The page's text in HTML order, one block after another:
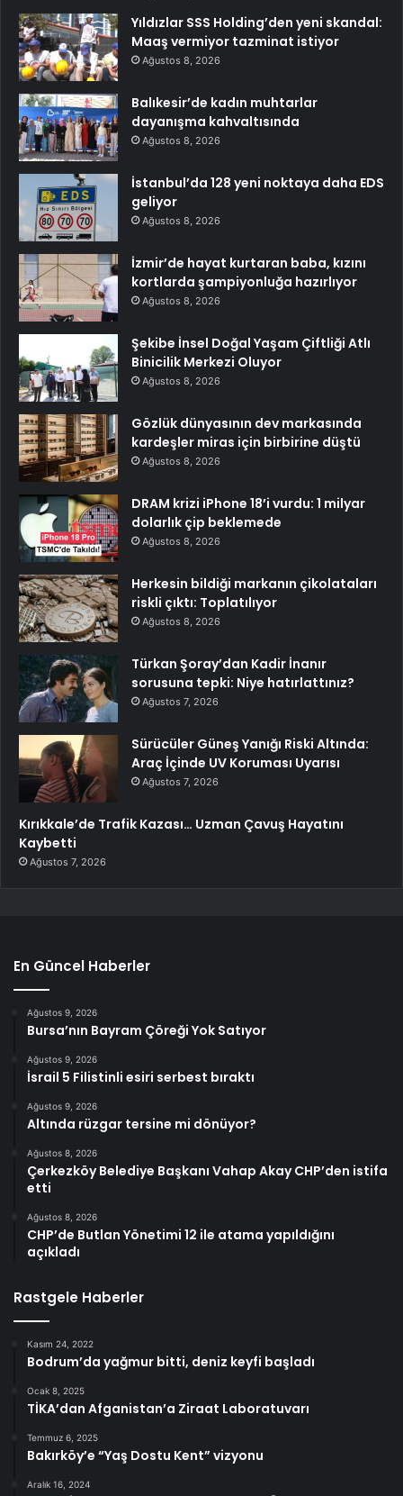
Yıldızlar SSS Holding’den yeni skandal:
Maaş vermiyor tazminat istiyor
Ağustos 8, 2026
Balıkesir’de kadın muhtarlar
dayanışma kahvaltısında
Ağustos 8, 2026
İstanbul’da 128 yeni noktaya daha EDS
geliyor
Ağustos 8, 2026
İzmir’de hayat kurtaran baba, kızını
kortlarda şampiyonluğa hazırlıyor
Ağustos 8, 2026
Şekibe İnsel Doğal Yaşam Çiftliği Atlı
Binicilik Merkezi Oluyor
Ağustos 8, 2026
Gözlük dünyasının dev markasında
kardeşler miras için birbirine düştü
Ağustos 8, 2026
DRAM krizi iPhone 18’i vurdu: 1 milyar
dolarlık çip beklemede
Ağustos 8, 2026
Herkesin bildiği markanın çikolataları
riskli çıktı: Toplatılıyor
Ağustos 8, 2026
Türkan Şoray’dan Kadir İnanır
sorusuna tepki: Niye hatırlattınız?
Ağustos 7, 2026
Sürücüler Güneş Yanığı Riski Altında:
Araç İçinde UV Koruması Uyarısı
Ağustos 7, 2026
Kırıkkale’de Trafik Kazası… Uzman Çavuş Hayatını
Kaybetti
Ağustos 7, 2026
En Güncel Haberler
Ağustos 9, 2026
Bursa’nın Bayram Çöreği Yok Satıyor
Ağustos 9, 2026
İsrail 5 Filistinli esiri serbest bıraktı
Ağustos 9, 2026
Altında rüzgar tersine mi dönüyor?
Ağustos 8, 2026
Çerkezköy Belediye Başkanı Vahap Akay CHP’den istifa
etti
Ağustos 8, 2026
CHP’de Butlan Yönetimi 12 ile atama yapıldığını
açıkladı
Rastgele Haberler
Kasım 24, 2022
Bodrum’da yağmur bitti, deniz keyfi başladı
Ocak 8, 2025
TİKA’dan Afganistan’a Ziraat Laboratuvarı
Temmuz 6, 2025
Bakırköy’e “Yaş Dostu Kent” vizyonu
Aralık 16, 2024